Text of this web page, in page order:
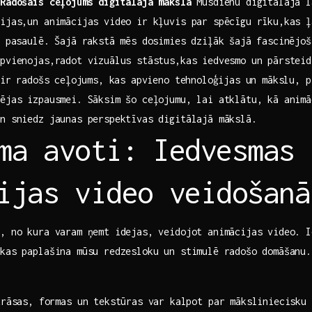
animācijas video ir kļuvis par spēcīgu rīku,kas
⁢pasaulē. Šajā rakstā mēs dosimies dziļāk šajā
vizuālus stāstus,kas iedvesmo un
ceļojums, kas apvieno tehnoloģijas un mākslu,
izpausmei. ‍Sāksim šo ceļojumu, lai atklātu, kā
‍jaunas perspektīvas digitālajā mākslā.
avoti:
video veidošanā
no kura varam ņemt idejas, veidojot animācijas video.
paplašina mūsu redzesloku un stimulē radošo
formas un tekstūras var kalpot par